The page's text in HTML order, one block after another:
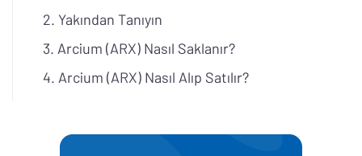
Yakından Tanıyın
Arcium (ARX) Nasıl Saklanır?
Arcium (ARX) Nasıl Alıp Satılır?